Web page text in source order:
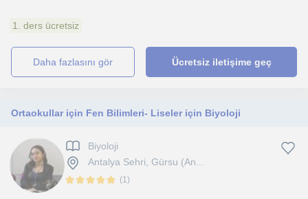
1. ders ücretsiz
daha fazlasını gör Ücretsiz iletişime geç
Ortaokullar için Fen Bilimleri- Liseler için Biyoloji
Biyoloji
Antalya Sehri, Gürsu (An...
(1)